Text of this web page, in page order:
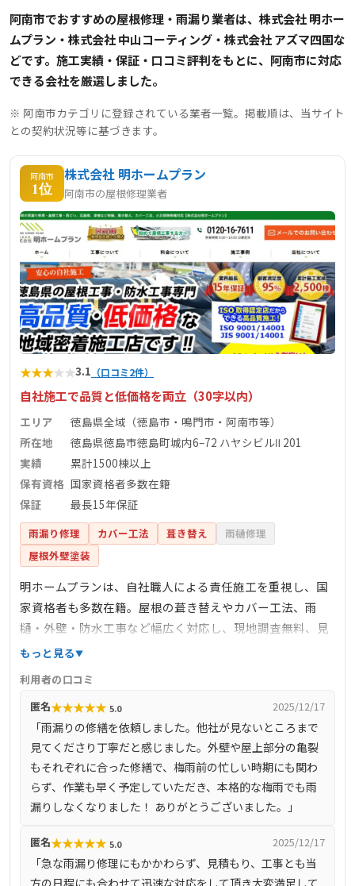
阿南市でおすすめの屋根修理・雨漏り業者は、株式会社 明ホー
ムプラン・株式会社 中山コーティング・株式会社 アズマ四国な
どです。施工実績・保証・口コミ評判をもとに、阿南市に対応
できる会社を厳選しました。
※ 阿南市カテゴリに登録されている業者一覧。掲載順は、当サイト
との契約状況等に基づきます。
阿南市
1位
株式会社 明ホームプラン
阿南市の屋根修理業者
★★★★★3.1 （口コミ2件）
自社施工で品質と低価格を両立（30字以内）
エリア
徳島県全域（徳島市・鳴門市・阿南市等）
所在地
徳島県徳島市徳島町城内6–72 ハヤシビルⅡ 201
実績
累計1500棟以上
保有資格 国家資格者多数在籍
保証
最長15年保証
雨漏り修理 カバー工法 葺き替え
雨樋修理
屋根外壁塗装
明ホームプランは、自社職人による責任施工を重視し、国
家資格者も多数在籍。屋根の葺き替えやカバー工法、雨
樋・外壁・防水工事など幅広く対応し、現地調査無料、見
積り比較歓迎、最長15年保証・定期点検サポートといった
のGoogle口コミ4.8を誇り、地元徳島で信頼される地域密着
店です。
もっと見る
利用者の口コミ
匿名★★★★★ 5.0 2025/12/17
「雨漏りの修繕を依頼しました。他社が見ないところまで
見てくださり丁寧だと感じました。外壁や屋上部分の亀裂
もそれぞれに合った修繕で、梅雨前の忙しい時期にも関わ
らず、作業も早く予定していただき、本格的な梅雨でも雨
漏りしなくなりました！ ありがとうございました。」
匿名★★★★★ 5.0 2025/12/17
「急な雨漏り修理にもかかわらず、見積もり、工事とも当